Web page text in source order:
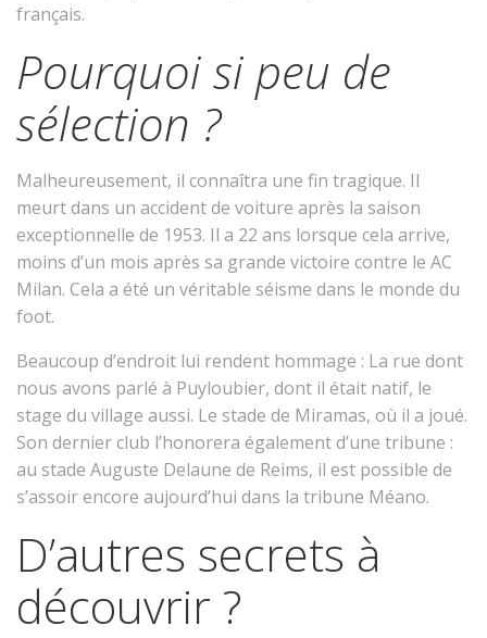
français.
Pourquoi si peu de
sélection ?
Malheureusement, il connaîtra une fin tragique. Il
meurt dans un accident de voiture après la saison
exceptionnelle de 1953. Il a 22 ans lorsque cela arrive,
moins d’un mois après sa grande victoire contre le AC
Milan. Cela a été un véritable séisme dans le monde du
foot.
Beaucoup d’endroit lui rendent hommage : La rue dont
nous avons parlé à Puyloubier, dont il était natif, le
stage du village aussi. Le stade de Miramas, où il a joué.
Son dernier club l’honorera également d’une tribune :
au stade Auguste Delaune de Reims, il est possible de
s’assoir encore aujourd’hui dans la tribune Méano.
D’autres secrets à
découvrir ?